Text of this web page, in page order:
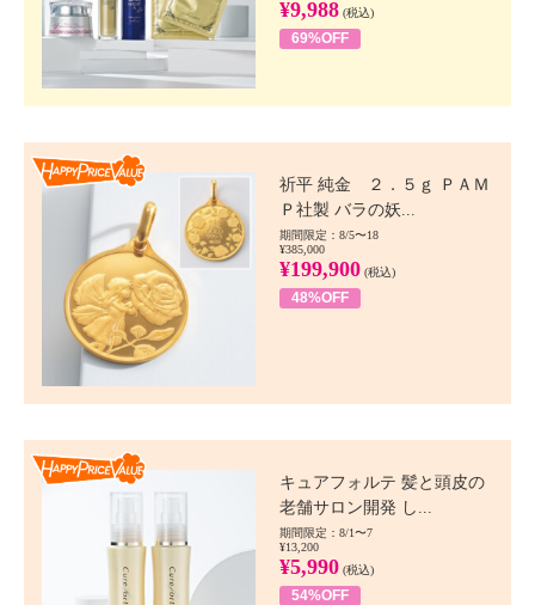
¥9,988 (税込)
69%OFF
祈平 純金 ２．５ｇ ＰＡＭ
Ｐ社製 バラの妖...
期間限定：8/5〜18
¥385,000
¥199,900 (税込)
48%OFF
キュアフォルテ 髪と頭皮の
老舗サロン開発 し...
期間限定：8/1〜7
¥13,200
¥5,990 (税込)
54%OFF